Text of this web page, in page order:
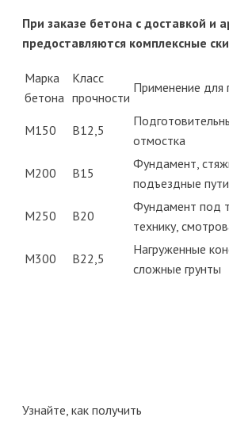
При заказе бетона с доставкой и
предоставляются комплексные
Марка
бетона
Класс
прочности
Применение для
М150 B12,5
отмостка
М200 B15
Фундамент,
подъездные пути
М250 B20
Фундамент под
технику,
М300 B22,5
Нагруженные
сложные грунты
Узнайте, как получить